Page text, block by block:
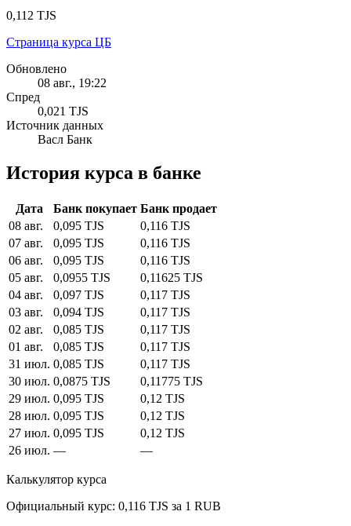
0,112 TJS
Страница курса ЦБ
Обновлено
08 авг., 19:22
Спред
0,021 TJS
Источник данных
Васл Банк
История курса в банке
Дата Банк покупает Банк продает
08 авг.
0,095 TJS
0,116 TJS
07 авг.
0,095 TJS
0,116 TJS
06 авг.
0,095 TJS
0,116 TJS
05 авг.
0,0955 TJS
0,11625 TJS
04 авг.
0,097 TJS
0,117 TJS
03 авг.
0,094 TJS
0,117 TJS
02 авг.
0,085 TJS
0,117 TJS
01 авг.
0,085 TJS
0,117 TJS
31 июл. 0,085 TJS
0,117 TJS
30 июл. 0,0875 TJS
0,11775 TJS
29 июл. 0,095 TJS
0,12 TJS
28 июл. 0,095 TJS
0,12 TJS
27 июл. 0,095 TJS
0,12 TJS
26 июл. — —
Калькулятор курса
Официальный курс: 0,116 TJS за 1 RUB